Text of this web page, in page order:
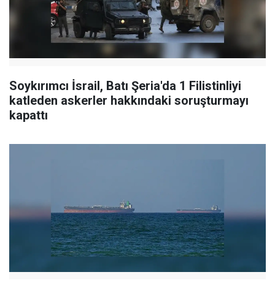
Soykırımcı İsrail, Batı Şeria'da 1 Filistinliyi
katleden askerler hakkındaki soruşturmayı
kapattı